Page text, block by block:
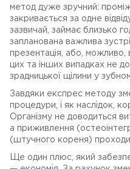
метод дуже зручний:
закривається за одне
зазвичай, займає близько
запланована важлива
презентація, або, можливо,
цих та інших випадках не
зрадницької щілини у
Завдяки експрес методу
процедури, і як наслідок,
Організму не доводиться
а приживлення
(штучного кореня)
Ще один плюс, який